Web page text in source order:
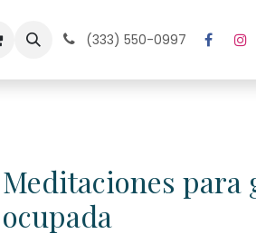
Calendario (333) 550-0997
Meditaciones para
ocupada